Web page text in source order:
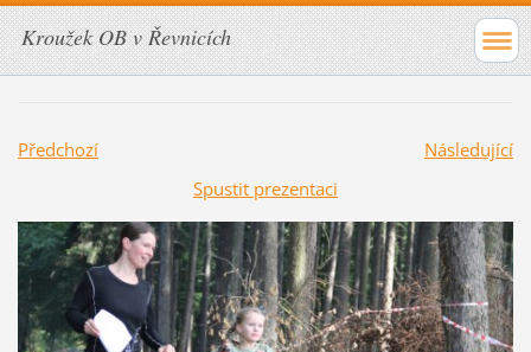
Kroužek OB v Řevnicích
Předchozí
Následující
Spustit prezentaci